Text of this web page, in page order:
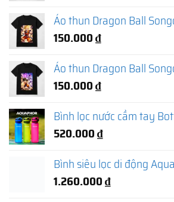
Áo thun Dragon Ball
150.000₫
Áo thun Dragon Ball
150.000₫
Bình lọc nước cầm tay
520.000₫
Bình siêu lọc di động
1.260.000₫